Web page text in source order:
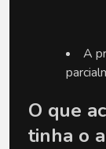
A
O que
tinha o